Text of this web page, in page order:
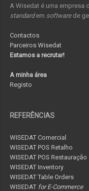
A Wisedat é uma empresa
standardem softwarede
Contactos
Parceiros Wisedat
Estamos a recrutar!
A minha área
Registo
REFERÊNCIAS
WISEDAT Comercial
WISEDAT POS Retalho
WISEDAT POS Restauração
WISEDAT Inventory
WISEDAT Table Orders
WISEDAT for E-Commerce